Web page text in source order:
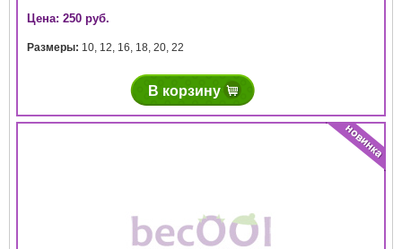
Цена: 250 руб.
Размеры: 10, 12, 16, 18, 20, 22
В корзину